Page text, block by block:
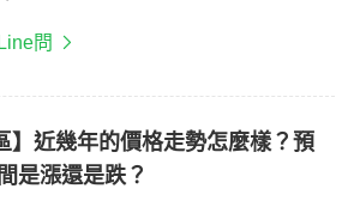
問
】近幾年的價格走勢怎麼樣？預
是漲還是跌？